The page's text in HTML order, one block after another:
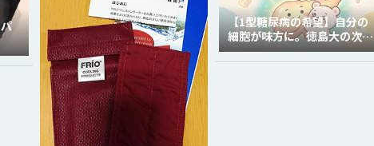
【1型糖尿病の希望】自分の
細胞が味方に。徳島大の次世
代再生医療